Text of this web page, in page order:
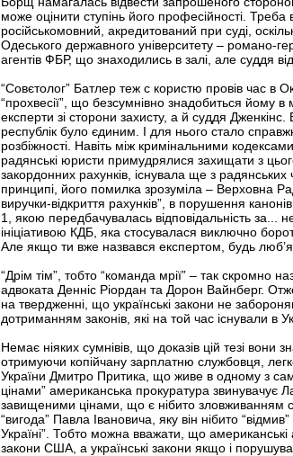
може оцінити ступінь його професійності.
російськомовний, акредитований при суді,
Одеського державного університету – романо-
агентів ФБР, що знаходились в залі, але суддя
“Совєтолог” Батлер теж с користю провів час в
“прохвесії”, що безсумнівно знадобиться йому
експерти зі сторони захисту, а й суддя
республік було єдиним. І для нього стало
розбіжності. Навіть між кримінальними
радянські юристи примудрялися захищати з
закордонних рахунків, існувала ще з
принципі, його помилка зрозуміла – Верховна
виручки-відкриття рахунків”, в порушення
1, якою передбачувалась відповідальність за...
ініціативою КДБ, яка стосувалася виключно
Але якщо ти вже назвався експертом, будь
“Дрім тім”, тобто “команда мрії” – так скромно
адвоката Денніс Ріордан та Дорон Вайнберг.
на твердженні, що українські закони не
дотриманням законів, які на той час існували в
Немає ніяких сумнівів, що доказів цій тезі вони
отримуючи копійчану зарплатню службовця,
України Дмитро Притика, що живе в одному з
цінами” американська прокуратура звинувачує
завищеними цінами, що є нібито зловживанням
“вигода” Павла Івановича, яку він нібито
Україні”. Тобто можна вважати, що
закони США, а українські закони якщо і